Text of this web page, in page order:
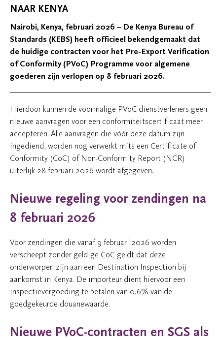
NAAR KENYA
Nairobi, Kenya, februari 2026 – De Kenya Bureau of
Standards (KEBS) heeft officieel bekendgemaakt dat
de huidige contracten voor het Pre-Export Verification
of Conformity (PVoC) Programme voor algemene
goederen zijn verlopen op 8 februari 2026.
Hierdoor kunnen de voormalige PVoC-dienstverleners geen
nieuwe aanvragen voor een conformiteitscertificaat meer
accepteren. Alle aanvragen die vóór deze datum zijn
ingediend, worden nog verwerkt mits een Certificate of
Conformity (CoC) of Non-Conformity Report (NCR)
uiterlijk 28 februari 2026 wordt afgegeven.
Nieuwe regeling voor zendingen na
8 februari 2026
Voor zendingen die vanaf 9 februari 2026 worden
verscheept zonder geldige CoC geldt dat deze
onderworpen zijn aan een Destination Inspection bij
aankomst in Kenya. De importeur dient hiervoor een
inspectievergoeding te betalen van 0,6% van de
goedgekeurde douanewaarde.
Nieuwe PVoC-contracten en SGS als